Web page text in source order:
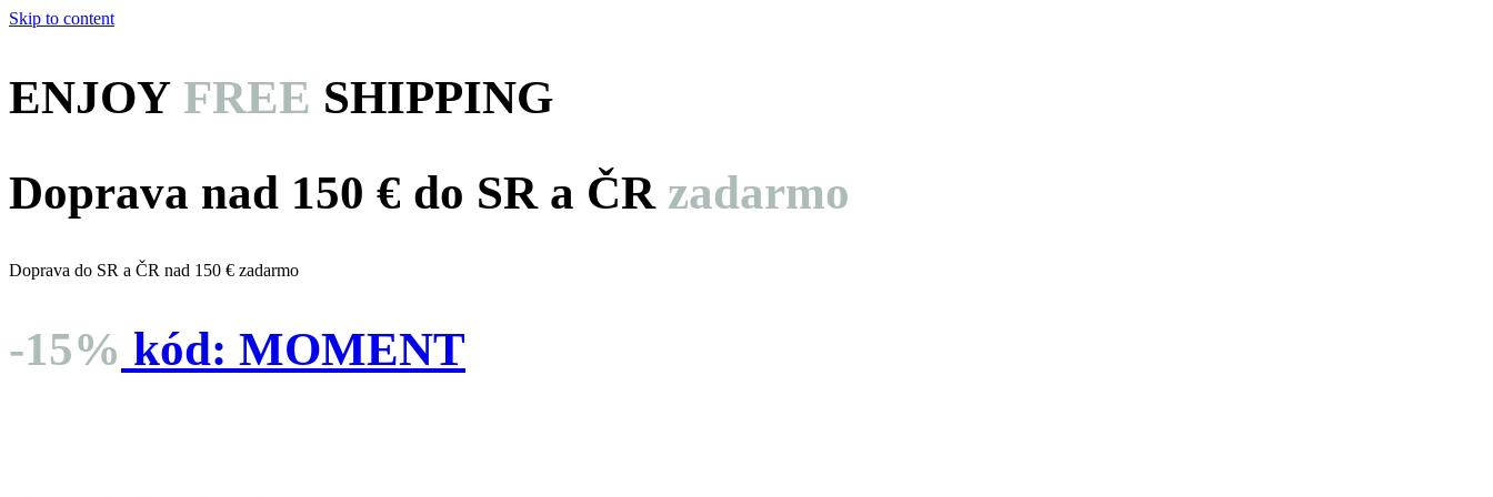
Skip to content
ENJOY FREE SHIPPING
Doprava nad 150 € do SR a ČR zadarmo
Doprava do SR a ČR nad 150 € zadarmo
-15% kód: MOMENT